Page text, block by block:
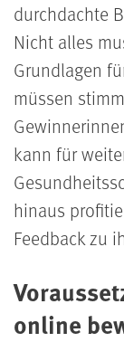
durchdachte
Nicht alles
Grundlagen
müssen
kann für
hinaus
Feedback zu
online